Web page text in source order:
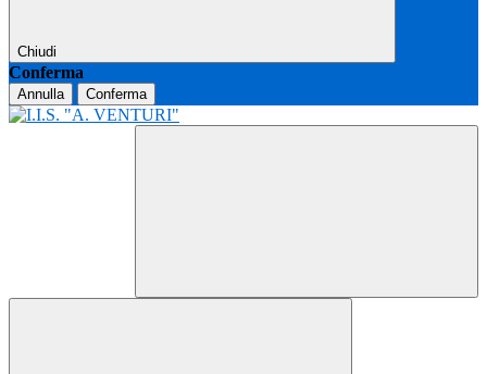
Chiudi
Conferma
Annulla Conferma